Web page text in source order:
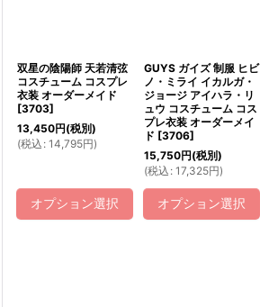
双星の陰陽師 天若清弦
コスチューム コスプレ
衣装 オーダーメイド
[3703]
13,450円(税別)
(税込 : 14,795円)
オプション選択
GUYS ガイズ 制服 ヒビ
ノ・ミライ イカルガ・
ジョージ アイハラ・リ
ュウ コスチューム コス
プレ衣装 オーダーメイ
ド [3706]
15,750円(税別)
(税込 : 17,325円)
オプション選択